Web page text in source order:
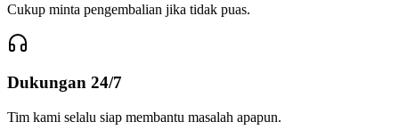
Cukup minta pengembalian jika tidak puas.
Dukungan 24/7
Tim kami selalu siap membantu masalah apapun.